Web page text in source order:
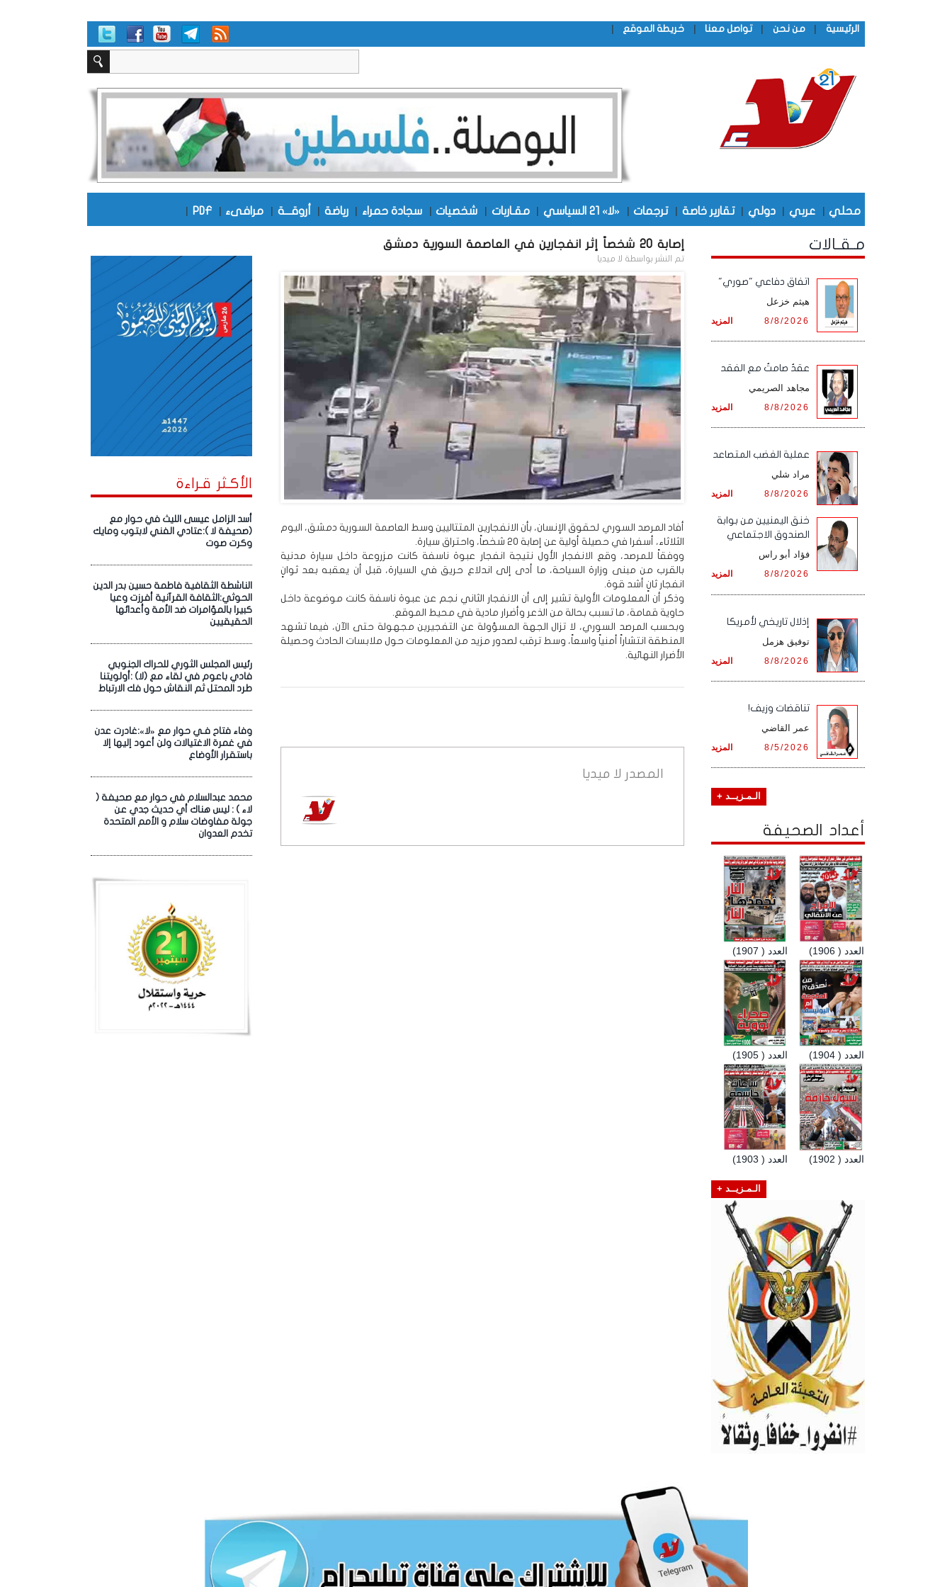
الرئيسية | من نحن | تواصل معنا | خريطة الموقع |
محلي | عربي | دولي | تقارير خاصة | ترجمات | «لا» 21 السياسي | مقـاربات | شخصيات | سجادة حمراء | رياضة | أروقـــة | مرافىء |
PDF
|
الأكـثر قـراءة
أسد الزامل عيسى الليث في حوار مع
(صحيفة لا ):عتادي الفني لابتوب ومايك
وكرت صوت
الناشطة الثقافية فاطمة حسين بدر الدين
الحوثي:الثقافة القرآنية أفرزت وعيا
كبيرا بالمؤامرات ضد الأمة وأعدائها
الحقيقيين
رئيس المجلس الثوري للحراك الجنوبي
فادي باعوم في لقاء مع (لا) :أولويتنا
طرد المحتل ثم النقاش حول فك الارتباط
وفاء فتاح فـي حوار مع «لا»:غادرت عدن
في غمرة الاغتيالات ولن أعود إليها إلا
باستقرار الأوضاع
محمد عبدالسلام في حوار مع صحيفة (
لاء ) : ليس هناك أي حديث جدي عن
جولة مفاوضات سلام و الأمم المتحدة
تخدم العدوان
إصابة 20 شخصاً إثر انفجارين في العاصمة السورية دمشق
تم النشر بواسطة لا ميديا
أفاد المرصد السوري لحقوق الإنسان، بأن الانفجارين المتتاليين وسط العاصمة السورية دمشق، اليوم
الثلاثاء، أسفرا في حصيلة أولية عن إصابة 20 شخصاً، واحتراق سيارة.
ووفقاً للمرصد، وقع الانفجار الأول نتيجة انفجار عبوة ناسفة كانت مزروعة داخل سيارة مدنية
بالقرب من مبنى وزارة السياحة، ما أدى إلى اندلاع حريق في السيارة، قبل أن يعقبه بعد ثوانٍ
انفجار ثانٍ أشد قوة.
وذكر أن المعلومات الأولية تشير إلى أن الانفجار الثاني نجم عن عبوة ناسفة كانت موضوعة داخل
حاوية قمامة، ما تسبب بحالة من الذعر وأضرار مادية في محيط الموقع.
وبحسب المرصد السوري، لا تزال الجهة المسؤولة عن التفجيرين مجهولة حتى الآن، فيما تشهد
المنطقة انتشاراً أمنياً واسعاً، وسط ترقب لصدور مزيد من المعلومات حول ملابسات الحادث وحصيلة
الأضرار النهائية.
المصدر لا ميديا
مـقـالات
اتفاق دفاعي "صوري"
هيثم خزعل
المزيد 8/8/2026
عقدٌ صامتٌ مع الفقد
مجاهد الصريمي
المزيد 8/8/2026
‏عملية الغضب المتصاعد
مراد شلي
المزيد 8/8/2026
خنق اليمنيين من بوابة
الصندوق الاجتماعي
فؤاد أبو راس
المزيد 8/8/2026
إذلال تاريخي لأمريكا
توفيق هزمل
المزيد 8/8/2026
تناقضات وزيف!
عمر القاضي
المزيد 8/5/2026
الـمـزيــد +
أعداد الصحيفة
العدد ( 1907) العدد ( 1906)
العدد ( 1905) العدد ( 1904)
العدد ( 1903) العدد ( 1902)
الـمـزيــد +